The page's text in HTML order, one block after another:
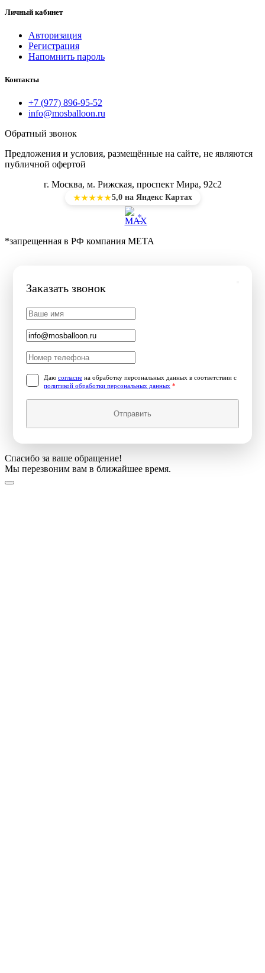
Личный кабинет
Авторизация
Регистрация
Напомнить пароль
Контакты
+7 (977) 896-95-52
info@mosballoon.ru
Обратный звонок
Предложения и условия, размещённые на сайте, не являются
публичной офертой
г. Москва, м. Рижская, проспект Мира, 92с2
★★★★★5,0 на Яндекс Картах
*
*запрещенная в РФ компания МЕТА
Заказать звонок
Даю согласие на обработку персональных данных в соответствии с
политикой обработки персональных данных *
Отправить
Спасибо за ваше обращение!
Мы перезвоним вам в ближайшее время.